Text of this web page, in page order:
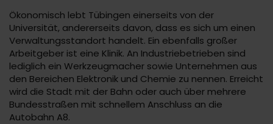
Ökonomisch lebt Tübingen einerseits von der
Universität, andererseits davon, dass es sich um einen
Verwaltungsstandort handelt. Ein ebenfalls großer
Arbeitgeber ist eine Klinik. An Industriebetrieben sind
lediglich ein Werkzeugmacher sowie Unternehmen aus
den Bereichen Elektronik und Chemie zu nennen. Erreicht
wird die Stadt mit der Bahn oder auch über mehrere
Bundesstraßen mit schnellem Anschluss an die
Autobahn A8.